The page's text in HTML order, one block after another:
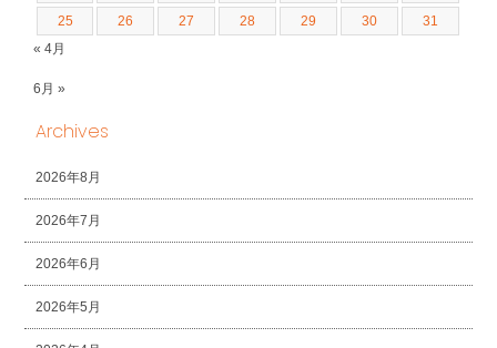
25 26 27 28 29 30
31
« 4月
6月 »
Archives
2026年8月
2026年7月
2026年6月
2026年5月